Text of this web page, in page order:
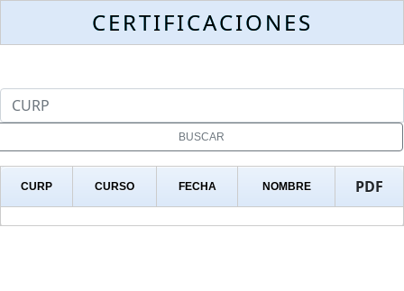
CERTIFICACIONES
CURP CURSO FECHA NOMBRE PDF